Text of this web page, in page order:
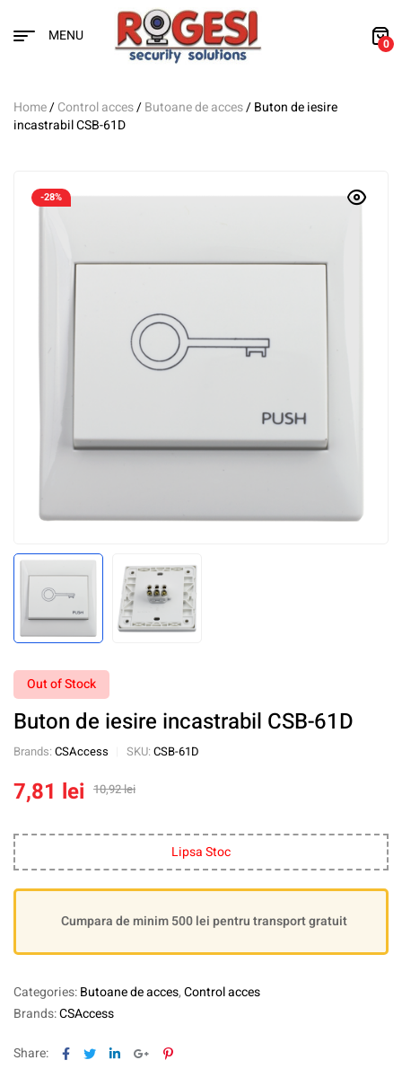
MENU 0
Home/Control acces/Butoane de acces/ Buton de iesire
incastrabil CSB-61D
-28%
Out of Stock
Buton de iesire incastrabil CSB-61D
Brands: CSAccess SKU: CSB-61D
10,92lei
7,81 lei
Lipsa Stoc
Cumpara de minim 500 lei pentru transport gratuit
Categories:Butoane de acces,Control acces
Brands:CSAccess
Share: Facebook
TwitterLinkedinGoogle+Pinterest